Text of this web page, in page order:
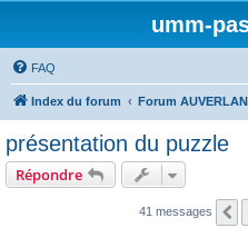
umm-
FAQ
Index du forum Forum
présentation du puzzle
Répondre
41 messages